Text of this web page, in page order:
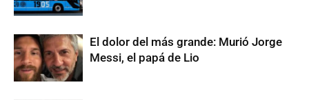
El dolor del más grande: Murió Jorge
Messi, el papá de Lio